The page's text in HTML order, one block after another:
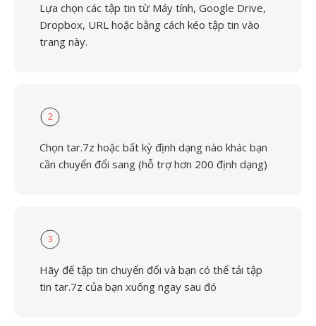
Lựa chọn các tập tin từ Máy tính, Google Drive,
Dropbox, URL hoặc bằng cách kéo tập tin vào
trang này.
2
Chọn tar.7z hoặc bất kỳ định dạng nào khác bạn
cần chuyển đổi sang (hỗ trợ hơn 200 định dạng)
3
Hãy để tập tin chuyển đổi và bạn có thể tải tập
tin tar.7z của bạn xuống ngay sau đó